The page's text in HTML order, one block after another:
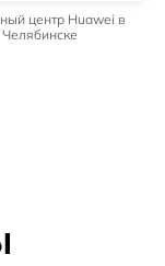
центр Huawei в
Челябинске